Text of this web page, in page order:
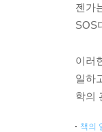
젠가
SOS
이러
일하
학의
책의